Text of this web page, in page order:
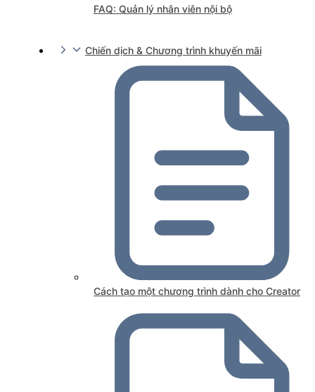
FAQ: Quản lý nhân viên nội bộ
Chiến dịch & Chương trình khuyến mãi
Cách tạo một chương trình dành cho Creator